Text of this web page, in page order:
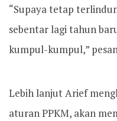
“Supaya tetap
sebentar lagi tahun
kumpul-kumpul,”
Lebih lanjut Arief
aturan PPKM, akan